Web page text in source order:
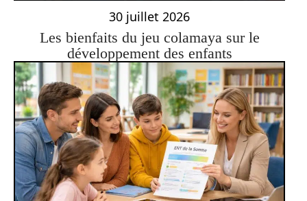
30 juillet 2026
Les bienfaits du jeu colamaya sur le
développement des enfants